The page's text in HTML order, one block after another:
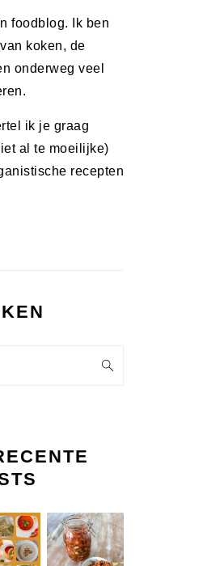
foodblog. Ik ben
koken, de
onderweg veel
ik je graag
al te moeilijke)
recepten